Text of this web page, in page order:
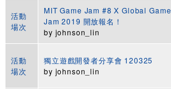
活動
場次
MIT Game Jam #8 X Global Game
Jam 2019 開放報名！
by johnson_lin
活動
場次
獨立遊戲開發者分享會 120325
by johnson_lin